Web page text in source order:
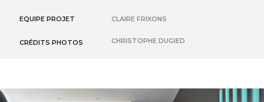
EQUIPE PROJET CLAIRE FRIXONS
CRÉDITS PHOTOS CHRISTOPHE DUGIED